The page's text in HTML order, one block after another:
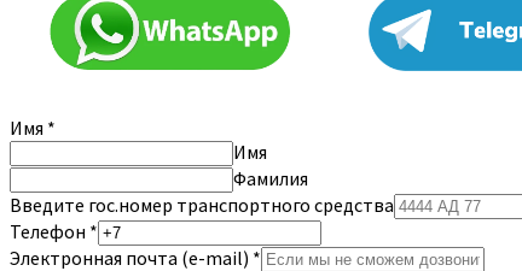
Имя *
Имя
Фамилия
Введите гос.номер транспортного средства
Телефон *
Электронная почта (e-mail) *